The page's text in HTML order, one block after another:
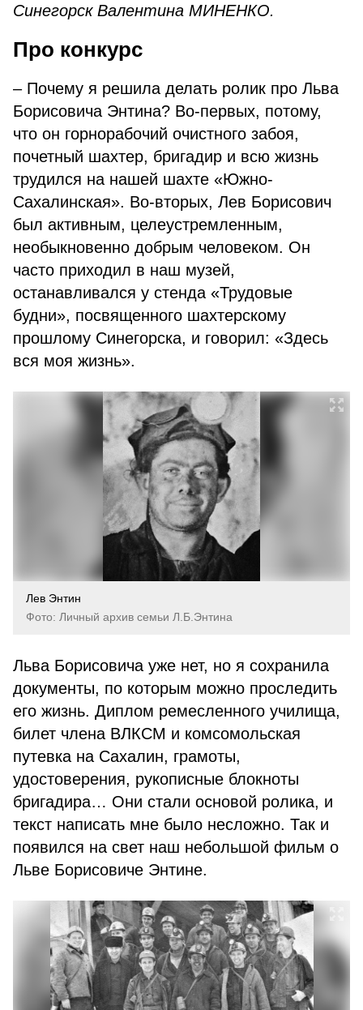
Синегорск Валентина МИНЕНКО.
Про конкурс
– Почему я решила делать ролик про Льва
Борисовича Энтина? Во-первых, потому,
что он горнорабочий очистного забоя,
почетный шахтер, бригадир и всю жизнь
трудился на нашей шахте «Южно-
Сахалинская». Во-вторых, Лев Борисович
был активным, целеустремленным,
необыкновенно добрым человеком. Он
часто приходил в наш музей,
останавливался у стенда «Трудовые
будни», посвященного шахтерскому
прошлому Синегорска, и говорил: «Здесь
вся моя жизнь».
Лев Энтин
Фото: Личный архив семьи Л.Б.Энтина
Льва Борисовича уже нет, но я сохранила
документы, по которым можно проследить
его жизнь. Диплом ремесленного училища,
билет члена ВЛКСМ и комсомольская
путевка на Сахалин, грамоты,
удостоверения, рукописные блокноты
бригадира… Они стали основой ролика, и
текст написать мне было несложно. Так и
появился на свет наш небольшой фильм о
Льве Борисовиче Энтине.